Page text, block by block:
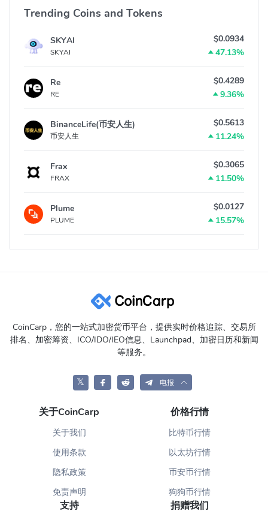
Trending Coins and Tokens
SKYAI
SKYAI
$0.0934
47.13%
Re
RE
$0.4289
9.36%
BinanceLife(币安人生)
币安人生
$0.5613
11.24%
Frax
FRAX
$0.3065
11.50%
Plume
PLUME
$0.0127
15.57%
CoinCarp，您的一站式加密货币平台，提供实时价格追踪、交易所
排名、加密筹资、ICO/IDO/IEO信息、Launchpad、加密日历和新闻
等服务。
𝕏 电报
关于CoinCarp
关于我们
使用条款
隐私政策
免责声明
价格行情
比特币行情
以太坊行情
币安币行情
狗狗币行情
支持 捐赠我们